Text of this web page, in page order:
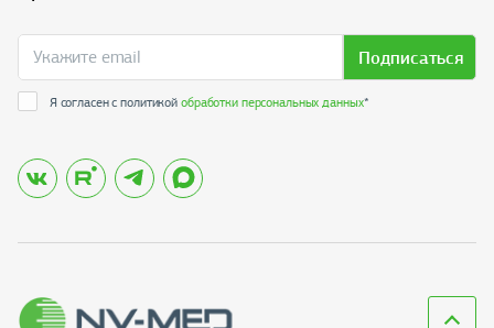
Подписаться
Я согласен с политикойобработки персональных данных*